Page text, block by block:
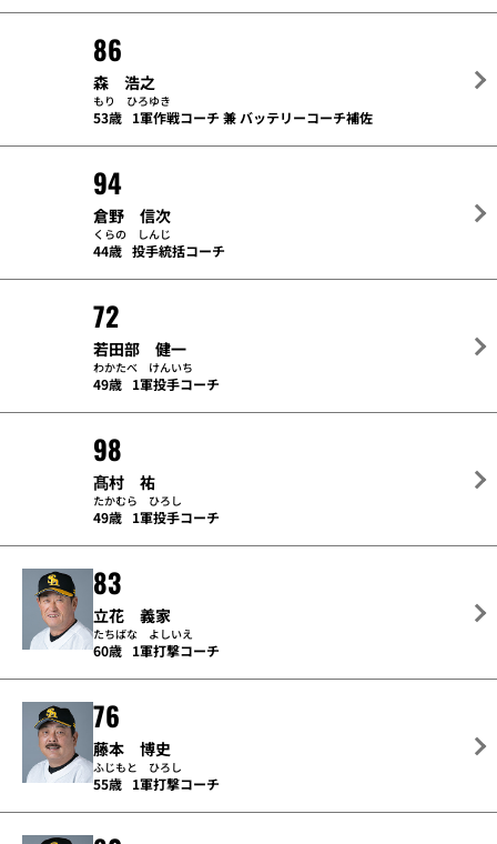
86
森 浩之
もり ひろゆき
53歳 1軍作戦コーチ 兼 バッテリーコーチ補佐
94
倉野 信次
くらの しんじ
44歳 投手統括コーチ
72
若田部 健一
わかたべ けんいち
49歳 1軍投手コーチ
98
髙村 祐
たかむら ひろし
49歳 1軍投手コーチ
83
立花 義家
たちばな よしいえ
60歳 1軍打撃コーチ
76
藤本 博史
ふじもと ひろし
55歳 1軍打撃コーチ